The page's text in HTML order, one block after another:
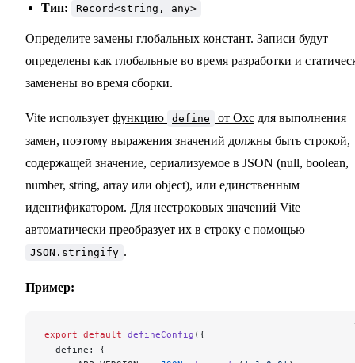
Тип: Record<string, any>
Определите замены глобальных констант. Записи будут
определены как глобальные во время разработки и
заменены во время сборки.
Vite использует функцию define от Oxc для выполнения
замен, поэтому выражения значений должны быть строкой,
содержащей значение, сериализуемое в JSON (null, boolean,
number, string, array или object), или единственным
идентификатором. Для нестроковых значений Vite
автоматически преобразует их в строку с помощью
JSON.stringify .
Пример:
export default defineConfig ({
  define: {